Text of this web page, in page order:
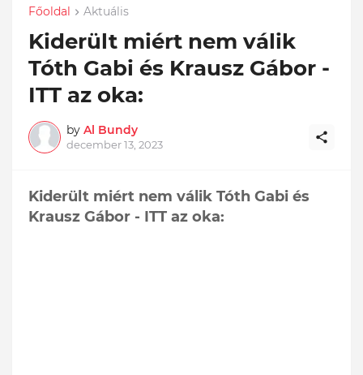
Főoldal Aktuális
Kiderült miért nem válik
Tóth Gabi és Krausz Gábor -
ITT az oka:
by Al Bundy
december 13, 2023
Kiderült miért nem válik Tóth Gabi és
Krausz Gábor - ITT az oka: